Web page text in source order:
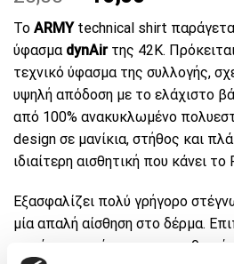
was:
20,00 €.
price
is:
16,00
Το ARMY technical shirt
ύφασμα dynAirτης 42Κ.
τεχνικό ύφασμα της συλλογής,
υψηλή απόδοση με το ελάχιστο
από 100% ανακυκλωμένο
design σε μανίκια, στήθος και
ιδιαίτερη αισθητική που κάνει το
Εξασφαλίζει πολύ γρήγορο
μία απαλή αίσθηση στο δέρμα.
ραφές αποτρέπουν τον ερεθισμό